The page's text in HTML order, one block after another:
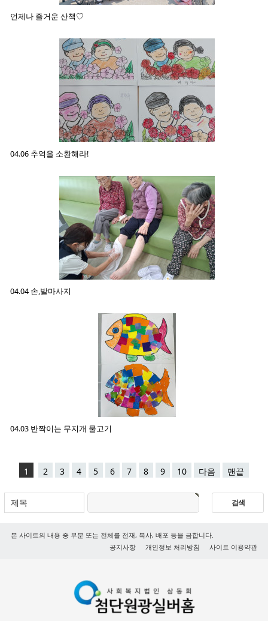
언제나 즐거운 산책♡
04.06 추억을 소환해라!
04.04 손,발마사지
04.03 반짝이는 무지개 물고기
1 2 3 4 5 6 7 8 9 10 다음 맨끝
본 사이트의 내용 중 부분 또는 전체를 전재, 복사, 배포 등을 금합니다.
사이트 이용약관
개인정보 처리방침
공지사항